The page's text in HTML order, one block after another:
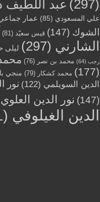
(297)
عبد اللّطيف
علي المسعودي (85) عمار
الشوك (147) قيس سعيّد (81)
الشارني (297) ليلى
رجب(64) محمد بن نصر (76)
(177)
محمد كشكار (79) منجي
الدين السويلمي (122)
نور
(147)
نور الدين العلوي
الدين الغيلوفي (431)